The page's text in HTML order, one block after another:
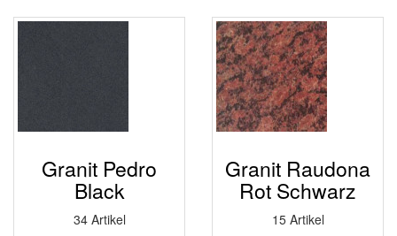
Granit Pedro
Black
34 Artikel
Granit Raudona
Rot Schwarz
15 Artikel